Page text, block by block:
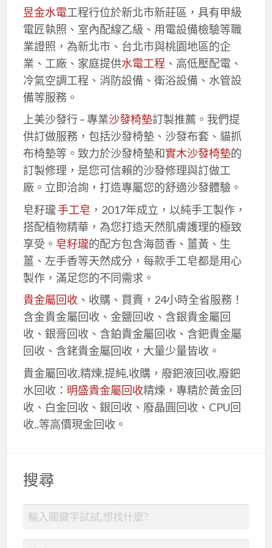
昱金水電工程行位於新北市新莊區，具有甲級
電匠執照、室內配線乙級、用電設備檢驗等職
業證照，為新北市、台北市與桃園地區的企
業、工廠、家庭提供水電工程 、高低壓配電、
冷氣空調工程、消防設備、衛浴設備、水管設
備等服務。
上美沙發行 – 專業沙發椅墊訂製推薦。我們提
供訂做服務，包括沙發椅墊、沙發布套、貓抓
布椅墊等。致力於沙發椅墊和實木沙發椅墊的
訂製修理，是您可信賴的沙發修理與訂做工
廠。立即洽詢，打造專屬您的舒適沙發體驗。
皂籽瓏手工皂 ，2017年成立，以純手工製作，
搭配植物精華，為您打造天然肌膚護理的極致
享受。 皂籽瓏的配方包含海茴香、薑黃、生
薑、左手香等天然成分，每款手工皂都是用心
製作，滿足您的不同需求。
貴金屬回收、收購、買賣，24小時全省服務！
含金貴金屬回收、金鹽回收、含銀貴金屬回
收、銀膏回收、含鉑貴金屬回收、含鈀貴金屬
回收、含銠貴金屬回收，大量少量皆收。
貴金屬回收,精煉,提純,收購，廢鈀液回收,廢鈀
水回收： 明盛貴金屬回收精煉，專精於黃金回
收、白金回收、銀回收、廢晶圓回收、CPU回
收..等高價現金回收。
搜尋